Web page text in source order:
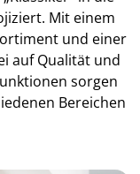
Mit einem
und einer
auf Qualität und
sorgen
Bereichen